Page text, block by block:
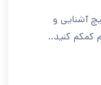
آشنایی و
کمکم کنید..